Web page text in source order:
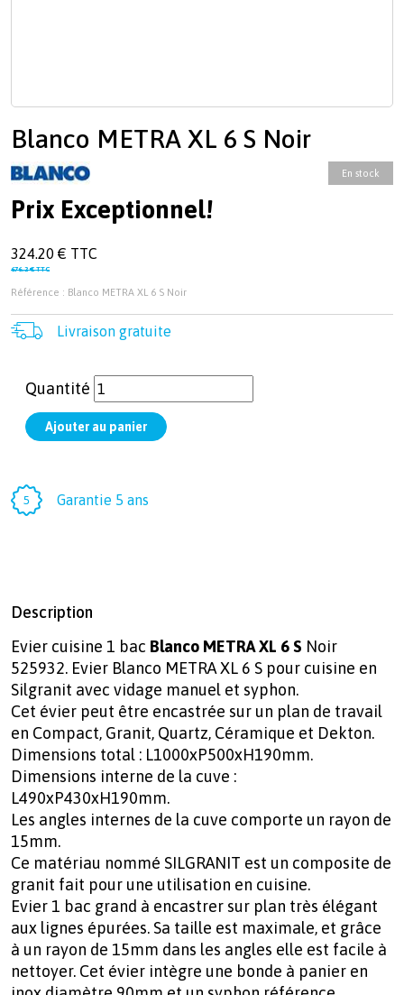
Blanco METRA XL 6 S Noir
En stock
Prix Exceptionnel!
324.20 € TTC
676.2 € TTC
Référence : Blanco METRA XL 6 S Noir
Livraison gratuite
Quantité
Garantie 5 ans
Description
Evier cuisine 1 bac Blanco METRA XL 6 S Noir
525932. Evier Blanco METRA XL 6 S pour cuisine en
Silgranit avec vidage manuel et syphon.
Cet évier peut être encastrée sur un plan de travail
en Compact, Granit, Quartz, Céramique et Dekton.
Dimensions total : L1000xP500xH190mm.
Dimensions interne de la cuve :
L490xP430xH190mm.
Les angles internes de la cuve comporte un rayon de
15mm.
Ce matériau nommé SILGRANIT est un composite de
granit fait pour une utilisation en cuisine.
Evier 1 bac grand à encastrer sur plan très élégant
aux lignes épurées. Sa taille est maximale, et grâce
à un rayon de 15mm dans les angles elle est facile à
nettoyer. Cet évier intègre une bonde à panier en